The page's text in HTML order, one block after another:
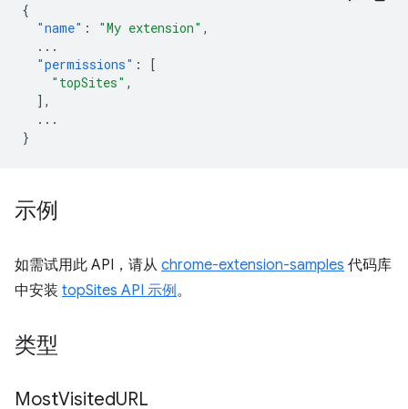
{
"name" : "My extension" ,
...
"permissions" :
[
"topSites" ,
],
...
}
示例
如需试用此 API，请从 chrome-extension-samples 代码库
中安装 topSites API 示例。
类型
MostVisitedURL